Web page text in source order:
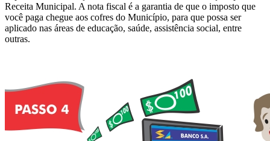
Receita Municipal. A nota fiscal é a garantia de que o imposto que
você paga chegue aos cofres do Município, para que possa ser
aplicado nas áreas de educação, saúde, assistência social, entre
outras.